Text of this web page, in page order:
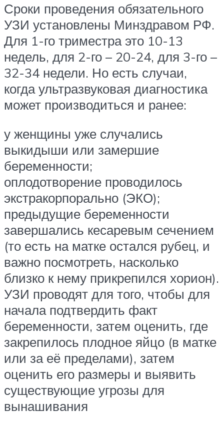
Сроки проведения обязательного
УЗИ установлены Минздравом РФ.
Для 1-го триместра это 10-13
недель, для 2-го – 20-24, для 3-го –
32-34 недели. Но есть случаи,
когда ультразвуковая диагностика
может производиться и ранее:
у женщины уже случались
выкидыши или замершие
беременности;
оплодотворение проводилось
экстракорпорально (ЭКО);
предыдущие беременности
завершались кесаревым сечением
(то есть на матке остался рубец, и
важно посмотреть, насколько
близко к нему прикрепился хорион).
УЗИ проводят для того, чтобы для
начала подтвердить факт
беременности, затем оценить, где
закрепилось плодное яйцо (в матке
или за её пределами), затем
оценить его размеры и выявить
существующие угрозы для
вынашивания